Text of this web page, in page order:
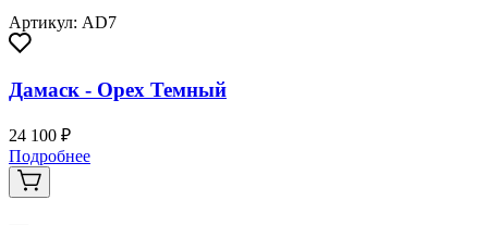
Артикул: AD7
Дамаск - Орех Темный
24 100 ₽
Подробнее